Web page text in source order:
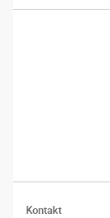
Kontakt